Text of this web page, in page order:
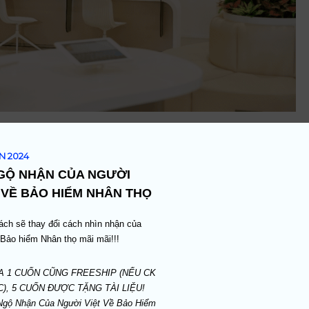
hiểm sẽ nhận được kết quả trong vòng 30 phút.
nhật tình hình. Theo đại diện của Prudential,
trong toàn bộ quá trình thẩm định, cho phép
yêu cầu của khách hàng một cách nhanh chóng.
thực hiện trực tuyến 82% yêu cầu chi trả. Trong
giải quyết trong vòng 30 phút, tăng 5% so
NHẬN CỦA NGƯỜI
BẢO HIỂM NHÂN THỌ
sẽ thay đổi cách nhìn nhận của
hiểm Nhân thọ mãi mãi!!!
2024
1 CUỐN CŨNG FREESHIP (NẾU CK
5 CUỐN ĐƯỢC TẶNG TÀI LIỆU!
Nhận Của Người Việt Về Bảo Hiểm